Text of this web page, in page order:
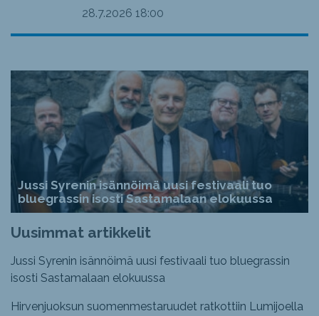
28.7.2026 18:00
Jussi Syrenin isännöimä uusi festivaali tuo
bluegrassin isosti Sastamalaan elokuussa
Uusimmat artikkelit
Jussi Syrenin isännöimä uusi festivaali tuo bluegrassin
isosti Sastamalaan elokuussa
Hirvenjuoksun suomenmestaruudet ratkottiin Lumijoella